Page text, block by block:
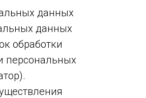
данных
данных
обработки
персональных